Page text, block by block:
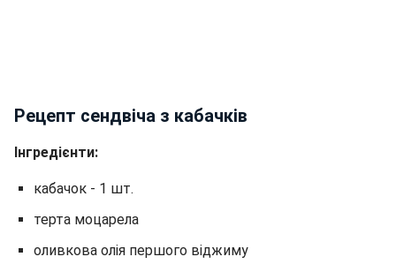
Рецепт сендвіча з кабачків
Інгредієнти:
кабачок - 1 шт.
терта моцарела
оливкова олія першого віджиму